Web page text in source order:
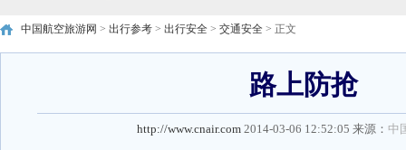
中国航空旅游网 > 出行参考 > 出行安全 > 交通安全 > 正文
路上防抢
http://www.cnair.com 2014-03-06 12:52:05 来源： 中